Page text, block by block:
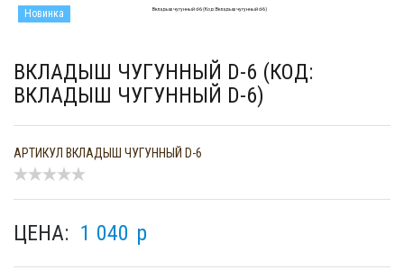
Новинка
ВКЛАДЫШ ЧУГУННЫЙ D-6 (КОД:
ВКЛАДЫШ ЧУГУННЫЙ D-6)
АРТИКУЛ ВКЛАДЫШ ЧУГУННЫЙ D-6
ЦЕНА: 1 040 p